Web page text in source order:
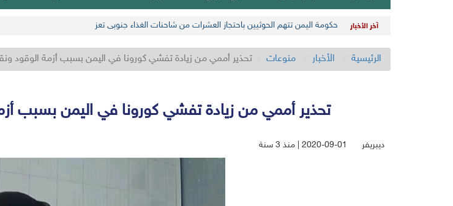
آخر الأخبار حكومة اليمن تتهم الحوثيين باحتجاز العشرات من شاحنات الغذاء جنوبي تعز
الرئيسية الأخبار منوعات تحذير أممي من زيادة تفشي كورونا في اليمن بسبب أزمة الوقود
تحذير أممي من زيادة تفشي كورونا في اليمن بسبب
ديبريفر 2020-09-01 | منذ 3 سنة